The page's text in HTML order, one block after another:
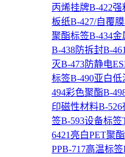
丙烯挂牌B-422强
板纸B-427/自覆
聚酯标签B-434
B-438防拆封B-
灭B-473防静电
标签B-490亚白低
494彩色聚酯B-
印磁性材料B-
签B-593设备标签
6421亮白PET聚酯
PPB-717高温标签